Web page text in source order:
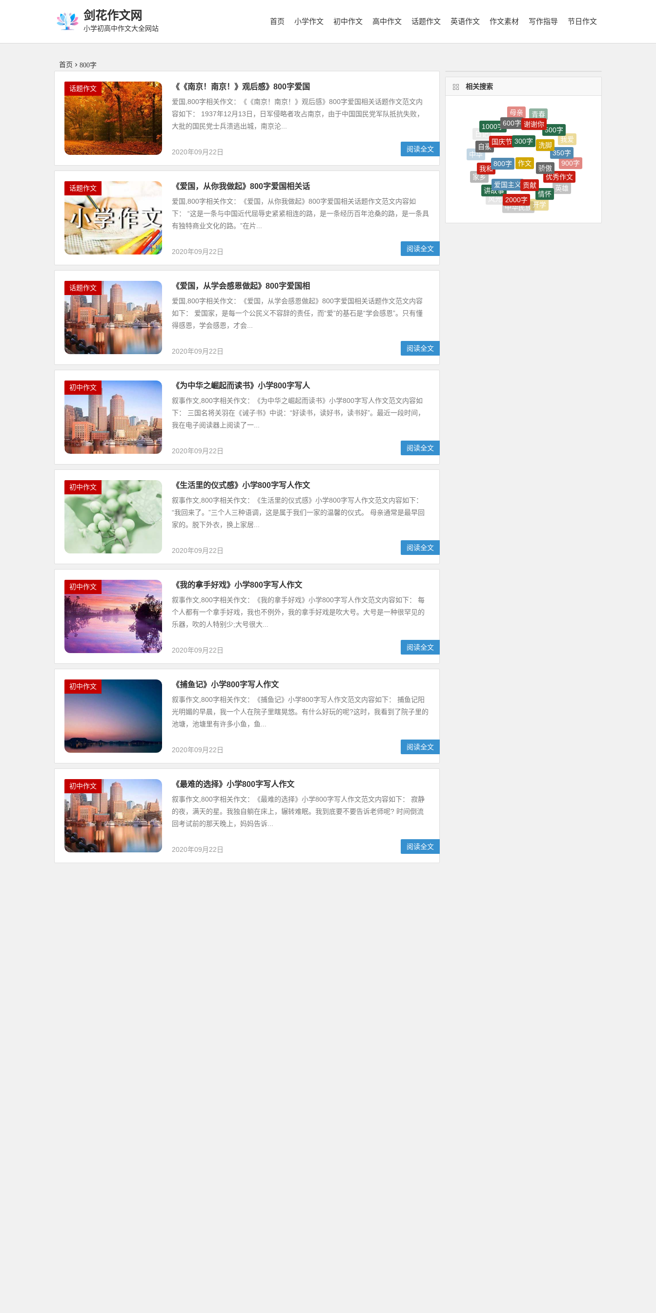
剑花作文网
小学初高中作文大全网站
首页 小学作文 初中作文 高中作文 话题作文 英语作文 作文素材 写作指导 节日作文
首页 800字
话题作文 《《南京！南京！》观后感》800字爱国
爱国,800字相关作文：《《南京！南京！》观后感》800字爱国相关话题作文范文内
容如下： 1937年12月13日，日军侵略者攻占南京，由于中国国民党军队抵抗失败，
大批的国民党士兵溃逃出城，南京沦...
2020年09月22日 阅读全文
话题作文 《爱国，从你我做起》800字爱国相关话
爱国,800字相关作文：《爱国，从你我做起》800字爱国相关话题作文范文内容如
下： “这是一条与中国近代屈辱史紧紧相连的路，是一条经历百年沧桑的路，是一条具
有独特商业文化的路。”在片...
2020年09月22日 阅读全文
话题作文 《爱国，从学会感恩做起》800字爱国相
爱国,800字相关作文：《爱国，从学会感恩做起》800字爱国相关话题作文范文内容
如下： 爱国家，是每一个公民义不容辞的责任，而“爱”的基石是“学会感恩”。只有懂
得感恩，学会感恩，才会...
2020年09月22日 阅读全文
初中作文 《为中华之崛起而读书》小学800字写人
叙事作文,800字相关作文：《为中华之崛起而读书》小学800字写人作文范文内容如
下： 三国名将关羽在《诫子书》中说：“好读书，读好书，读书好”。最近一段时间，
我在电子阅读器上阅读了一...
2020年09月22日 阅读全文
初中作文 《生活里的仪式感》小学800字写人作文
叙事作文,800字相关作文：《生活里的仪式感》小学800字写人作文范文内容如下：
“我回来了。”三个人三种语调，这是属于我们一家的温馨的仪式。 母亲通常是最早回
家的。脱下外衣，换上家居...
2020年09月22日 阅读全文
初中作文 《我的拿手好戏》小学800字写人作文
叙事作文,800字相关作文：《我的拿手好戏》小学800字写人作文范文内容如下： 每
个人都有一个拿手好戏，我也不例外，我的拿手好戏是吹大号。大号是一种很罕见的
乐器，吹的人特别少;大号很大...
2020年09月22日 阅读全文
初中作文 《捕鱼记》小学800字写人作文
叙事作文,800字相关作文：《捕鱼记》小学800字写人作文范文内容如下： 捕鱼记阳
光明媚的早晨，我一个人在院子里瞎晃悠。有什么好玩的呢?这时，我看到了院子里的
池塘，池塘里有许多小鱼，鱼...
2020年09月22日 阅读全文
初中作文 《最难的选择》小学800字写人作文
叙事作文,800字相关作文：《最难的选择》小学800字写人作文范文内容如下： 寂静
的夜，满天的星。我独自躺在床上，辗转难眠。我到底要不要告诉老师呢? 时间倒流
回考试前的那天晚上，妈妈告诉...
2020年09月22日 阅读全文
相关搜索
1000字
600字 谢谢你
500字
我爱
中华
自豪
国庆节 300字
洗脚
350字
900字
家乡
我和
800字 作文
优秀作文
英雄
老爷爷
祖国
风光
讲故事
爱国主义
贡献
情怀
开学
中华民族
2000字